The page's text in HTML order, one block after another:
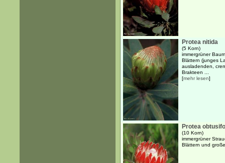
Protea nitida
(5 Korn)
immergrüner
Blättern (junges
ausladenden,
Brakteen ...
[mehr lesen]
Protea
(10 Korn)
immergrüner
Blättern und